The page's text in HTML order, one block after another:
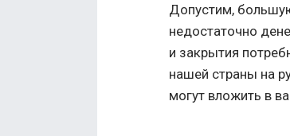
Допустим,
недостаточно
и закрытия
нашей страны на
могут вложить в